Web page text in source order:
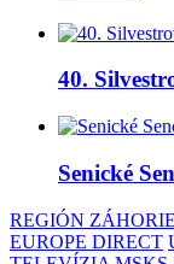
40.
Senické
REGIÓN ZÁHORIE
EUROPE DIRECT